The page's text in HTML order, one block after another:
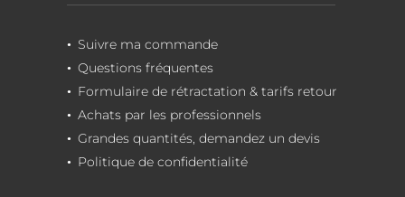
Suivre ma commande
Questions fréquentes
Formulaire de rétractation & tarifs retour
Achats par les professionnels
Grandes quantités, demandez un devis
Politique de confidentialité